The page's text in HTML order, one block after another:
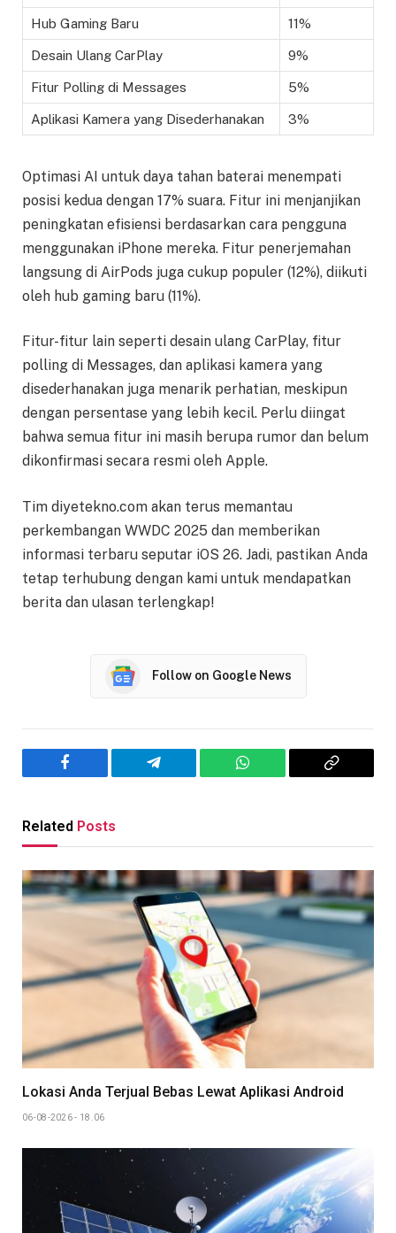
Hub Gaming Baru 11%
Desain Ulang CarPlay 9%
Fitur Polling di Messages 5%
Aplikasi Kamera yang Disederhanakan 3%
Optimasi AI untuk daya tahan baterai menempati
posisi kedua dengan 17% suara. Fitur ini menjanjikan
peningkatan efisiensi berdasarkan cara pengguna
menggunakan iPhone mereka. Fitur penerjemahan
langsung di AirPods juga cukup populer (12%), diikuti
oleh hub gaming baru (11%).
Fitur-fitur lain seperti desain ulang CarPlay, fitur
polling di Messages, dan aplikasi kamera yang
disederhanakan juga menarik perhatian, meskipun
dengan persentase yang lebih kecil. Perlu diingat
bahwa semua fitur ini masih berupa rumor dan belum
dikonfirmasi secara resmi oleh Apple.
Tim diyetekno.com akan terus memantau
perkembangan WWDC 2025 dan memberikan
informasi terbaru seputar iOS 26. Jadi, pastikan Anda
tetap terhubung dengan kami untuk mendapatkan
berita dan ulasan terlengkap!
Follow on Google News
Facebook Telegram WhatsApp
Copy
Related Posts
Lokasi Anda Terjual Bebas Lewat Aplikasi Android
06-08-2026 - 18.06